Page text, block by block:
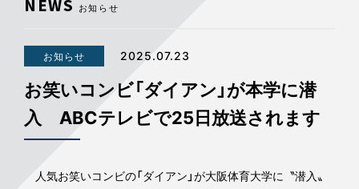
NEWS お知らせ
お知らせ 2025.07.23
お笑いコンビ「ダイアン」が本学に潜
入 ABCテレビで25日放送されます
人気お笑いコンビの「ダイアン」が大阪体育大学に〝潜入〟